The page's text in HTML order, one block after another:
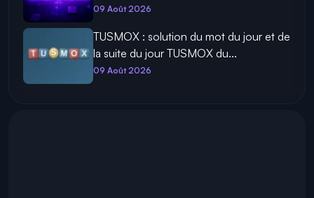
09 Août 2026
TUSMOX : solution du mot du jour et de
la suite du jour TUSMOX du...
09 Août 2026